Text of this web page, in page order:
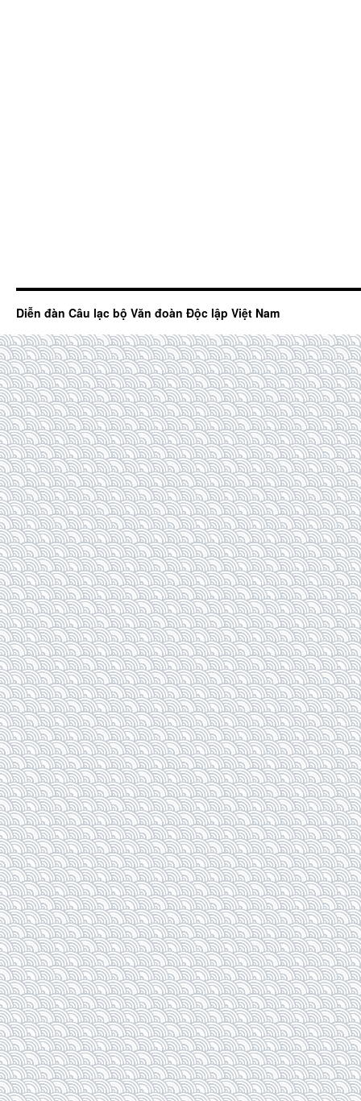
Diễn đàn Câu lạc bộ Văn đoàn Độc lập Việt Nam